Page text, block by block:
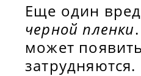
Еще один
черной пленки
может
затрудняются.